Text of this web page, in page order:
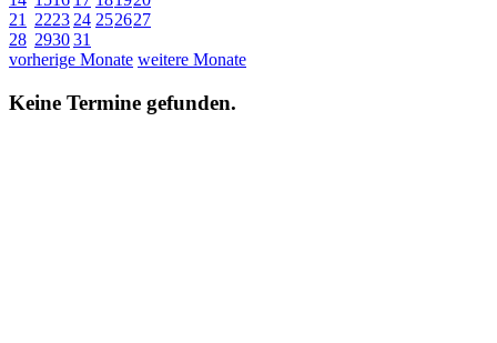
21
2223 24 252627
28 293031
vorherige Monate weitere Monate
Keine Termine gefunden.